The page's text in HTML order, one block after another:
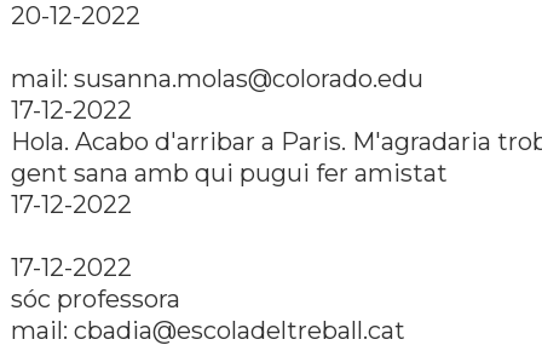
20-12-2022
mail: susanna.molas@colorado.edu
17-12-2022
Hola. Acabo d'arribar a Paris. M'agradaria
gent sana amb qui pugui fer amistat
17-12-2022
17-12-2022
sóc professora
mail: cbadia@escoladeltreball.cat